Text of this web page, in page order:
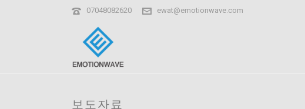
07048082620 ewat@emotionwave.com
보도자료